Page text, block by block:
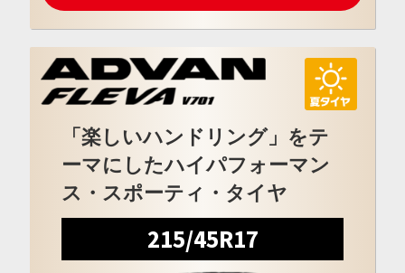
「楽しいハンドリング」をテ
ーマにしたハイパフォーマン
ス・スポーティ・タイヤ
215/45R17